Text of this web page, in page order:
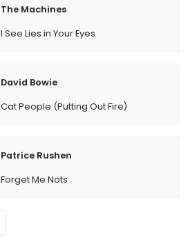
The Machines
I See Lies in Your Eyes
David Bowie
Cat People (Putting Out Fire)
Patrice Rushen
Forget Me Nots